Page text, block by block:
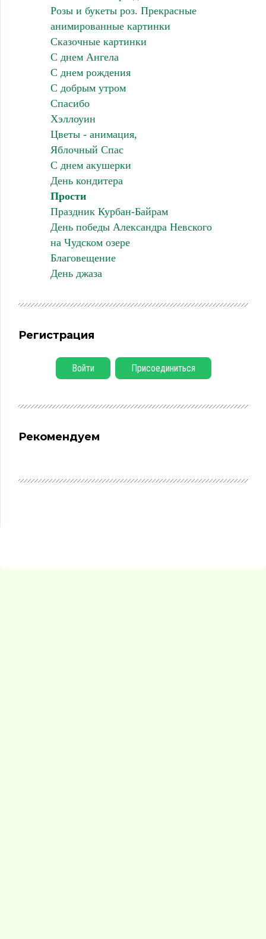
Розы и букеты роз. Прекрасные
анимированные картинки
Сказочные картинки
С днем Ангела
С днем рождения
С добрым утром
Спасибо
Хэллоуин
Цветы - анимация,
Яблочный Спас
С днем акушерки
День кондитера
Прости
Праздник Курбан-Байрам
День победы Александра Невского
на Чудском озере
Благовещение
День джаза
Регистрация
Войти Присоединиться
Рекомендуем